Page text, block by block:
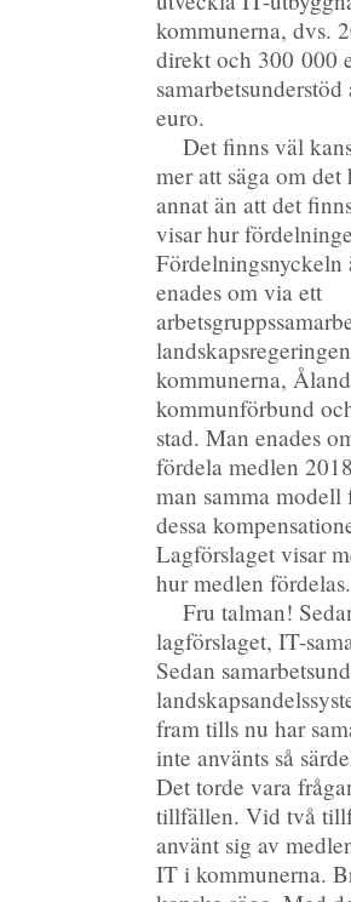
kommunerna, dvs.
direkt och 300 000
euro.
Det finns väl
mer att säga om
annat än att det
visar hur
Fördelningsnyckeln
enades om via ett
kommunerna,
kommunförbund
stad. Man enades
fördela medlen
man samma
dessa
Lagförslaget visar
hur medlen fördelas.
Fru talman!
lagförslaget, IT-
Sedan
fram tills nu har
inte använts så
Det torde vara
tillfällen. Vid två
använt sig av
IT i kommunerna.